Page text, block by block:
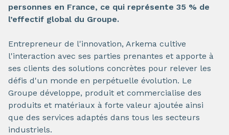
personnes en France, ce qui représente 35 % de
l’effectif global du Groupe.
Entrepreneur de l'innovation, Arkema cultive
l'interaction avec ses parties prenantes et apporte à
ses clients des solutions concrètes pour relever les
défis d'un monde en perpétuelle évolution. Le
Groupe développe, produit et commercialise des
produits et matériaux à forte valeur ajoutée ainsi
que des services adaptés dans tous les secteurs
industriels.